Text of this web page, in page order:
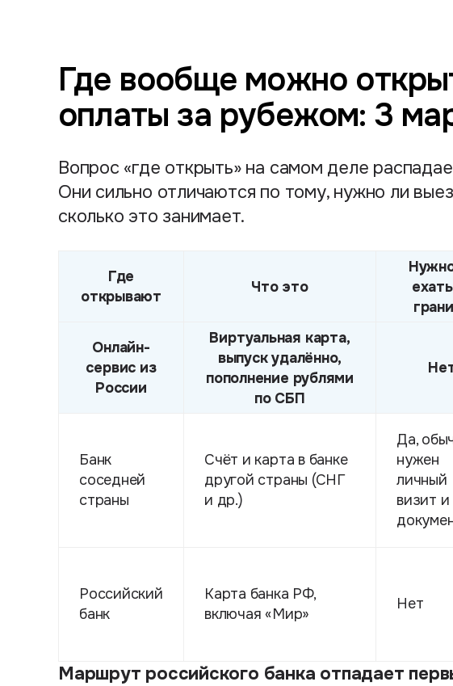
Где вообще можно
оплаты за рубежом: 3
Вопрос «где открыть» на самом деле
Они сильно отличаются по тому, нужно ли
сколько это занимает.
Где
открывают
Что это
Онлайн-
сервис из
России
Виртуальная карта,
выпуск удалённо,
пополнение рублями
по СБП
Банк
соседней
страны
Счёт и карта в банке
другой страны (СНГ
и др.)
Да,
нужен
личный
визит и
Российский
банк
Карта банка РФ,
включая «Мир»
Нет
Маршрут российского банка отпадает